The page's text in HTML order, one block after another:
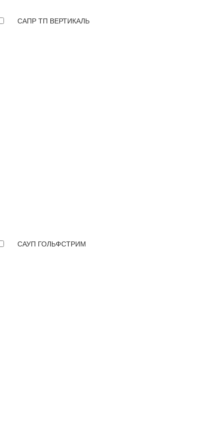
САПР ТП ВЕРТИКАЛЬ
САУП ГОЛЬФСТРИМ